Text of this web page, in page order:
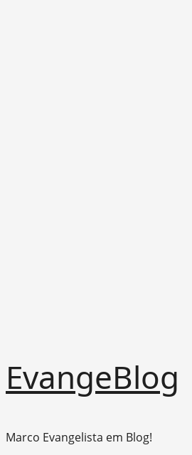
to
content
EvangeBlog
Marco Evangelista em Blog!